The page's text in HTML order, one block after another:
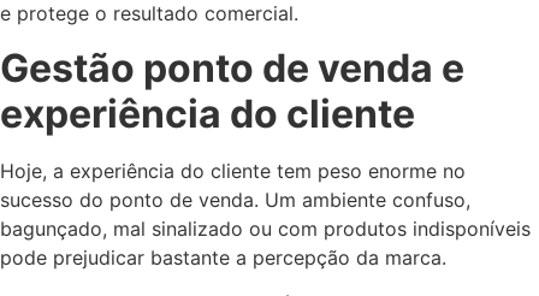
e protege o resultado comercial.
Gestão ponto de venda e
experiência do cliente
Hoje, a experiência do cliente tem peso enorme no
sucesso do ponto de venda. Um ambiente confuso,
bagunçado, mal sinalizado ou com produtos indisponíveis
pode prejudicar bastante a percepção da marca.